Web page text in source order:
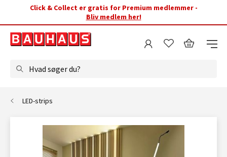
Click & Collect er gratis for Premium medlemmer -
Bliv medlem her!
Hvad søger du?
LED-strips